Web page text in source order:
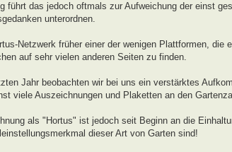
führt das jedoch oftmals zur Aufweichung der einst
unterordnen.
Netzwerk früher einer der wenigen Plattformen,
auf sehr vielen anderen Seiten zu finden.
Jahr beobachten wir bei uns ein verstärktes
viele Auszeichnungen und Plaketten an den
als "Hortus" ist jedoch seit Beginn an die
dieser Art von Garten sind!